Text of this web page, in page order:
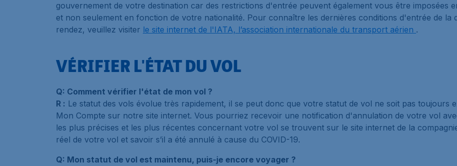
gouvernement de votre destination car des restrictions d'entrée peuvent également vous être imposées
et non seulement en fonction de votre nationalité. Pour connaître les dernières conditions d'entrée de la
rendez, veuillez visiter le site internet de l'IATA, l’association internationale du transport aérien .
VÉRIFIER L'ÉTAT DU VOL
Q: Comment vérifier l'état de mon vol ?
R : Le statut des vols évolue très rapidement, il se peut donc que votre statut de vol ne soit pas toujours
Mon Compte sur notre site internet. Vous pourriez recevoir une notification d'annulation de votre vol
les plus précises et les plus récentes concernant votre vol se trouvent sur le site internet de la
réel de votre vol et savoir s’il a été annulé à cause du COVID-19.
Q: Mon statut de vol est maintenu, puis-je encore voyager ?